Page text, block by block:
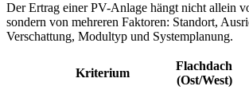
Der Ertrag einer PV-Anlage hängt nicht allein
sondern von mehreren Faktoren: Standort,
Verschattung, Modultyp und Systemplanung.
Kriterium
Flachdach
(Ost/West)